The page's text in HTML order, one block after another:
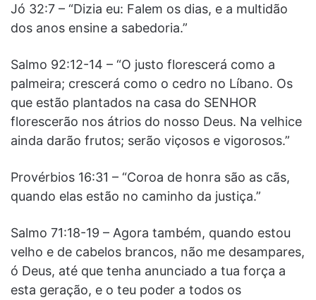
Jó 32:7 – “Dizia eu: Falem os dias, e a multidão
dos anos ensine a sabedoria.”
Salmo 92:12-14 – “O justo florescerá como a
palmeira; crescerá como o cedro no Líbano. Os
que estão plantados na casa do SENHOR
florescerão nos átrios do nosso Deus. Na velhice
ainda darão frutos; serão viçosos e vigorosos.”
Provérbios 16:31 – “Coroa de honra são as cãs,
quando elas estão no caminho da justiça.”
Salmo 71:18-19 – Agora também, quando estou
velho e de cabelos brancos, não me desampares,
ó Deus, até que tenha anunciado a tua força a
esta geração, e o teu poder a todos os